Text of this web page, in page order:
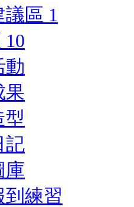
議區 1
10
動
果
型
記
庫
到練習